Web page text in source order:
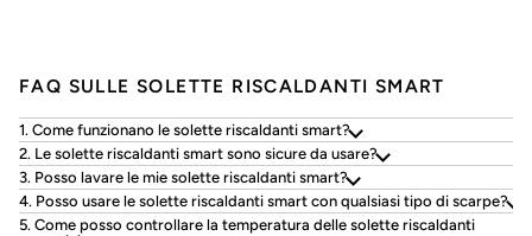
FAQ SULLE SOLETTE RISCALDANTI SMART
1. Come funzionano le solette riscaldanti smart?
2. Le solette riscaldanti smart sono sicure da usare?
3. Posso lavare le mie solette riscaldanti smart?
4. Posso usare le solette riscaldanti smart con qualsiasi tipo di scarpe?
5. Come posso controllare la temperatura delle solette riscaldanti